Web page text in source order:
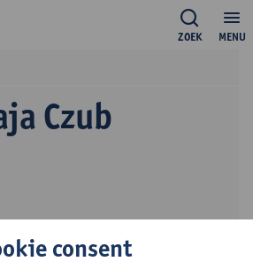
MENU
ZOEK
Czub
consent